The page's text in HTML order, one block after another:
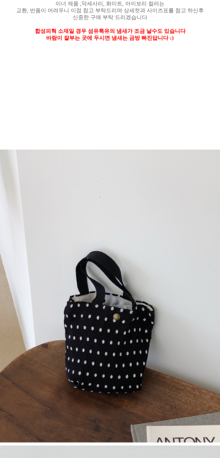
이너 제품 악세사리 화이트
아이보리 컬러는
교환 반품이 어려우니 이점 참고 부탁드리며 상세컷과 사이즈표를 참고 하신후
신중한 구매 부탁 드리겠습니다
합성피혁 소재일 경우 섬유특유의 냄새가 조금 날수도 있습니다
바람이 잘부는 곳에 두시면 냄새는 금방 빠진답니다 :)